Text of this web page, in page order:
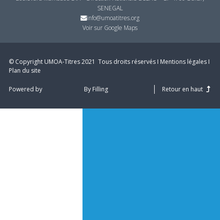
SENEGAL
info@umoatitres.org
Voir sur Google Maps
© Copyright UMOA­-Titres 2021 ­ Tous droits réservés I Mentions légalesI
Plan du site
Powered by By Filling Retour en haut